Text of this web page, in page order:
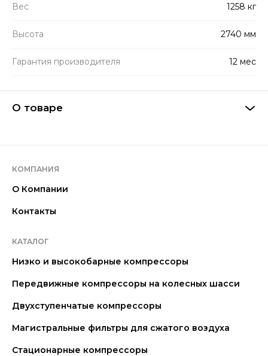
Вес 1258 кг
Высота 2740 мм
Гарантия производителя 12 мес
О товаре
КОМПАНИЯ
О Компании
Контакты
КАТАЛОГ
Низко и высокобарные компрессоры
Передвижные компрессоры на колесных шасси
Двухступенчатые компрессоры
Магистральные фильтры для сжатого воздуха
Стационарные компрессоры